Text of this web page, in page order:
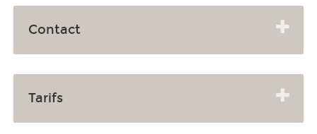
Contact
Tarifs